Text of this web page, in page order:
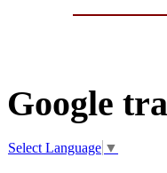
Google
Select Language ▼